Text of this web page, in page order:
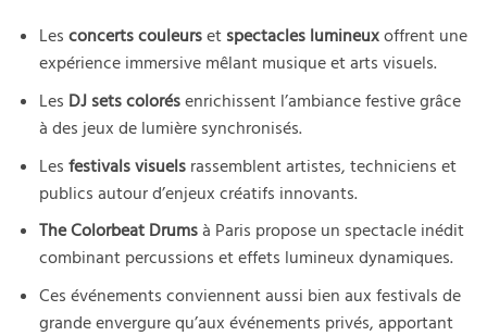
Les concerts couleurset spectacles lumineuxoffrent une
expérience immersive mêlant musique et arts visuels.
Les DJ sets colorésenrichissent l’ambiance festive grâce
à des jeux de lumière synchronisés.
Les festivals visuelsrassemblent artistes, techniciens et
publics autour d’enjeux créatifs innovants.
The Colorbeat Drumsà Paris propose un spectacle inédit
combinant percussions et effets lumineux dynamiques.
Ces événements conviennent aussi bien aux festivals de
grande envergure qu’aux événements privés, apportant